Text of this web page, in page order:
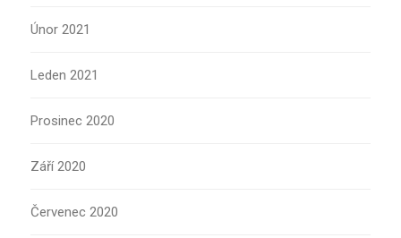
Únor 2021
Leden 2021
Prosinec 2020
Září 2020
Červenec 2020